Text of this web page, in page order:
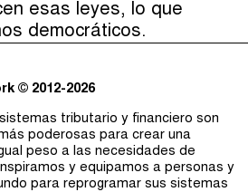
esas leyes, lo que
democráticos.
© 2012-2026
tributario y financiero son
poderosas para crear una
peso a las necesidades de
y equipamos a personas y
para reprogramar sus sistemas